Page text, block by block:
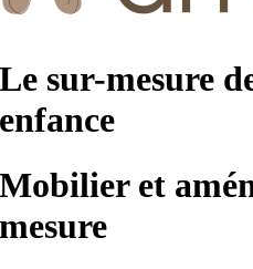
Le sur-mesure
enfance
Mobilier et
mesure